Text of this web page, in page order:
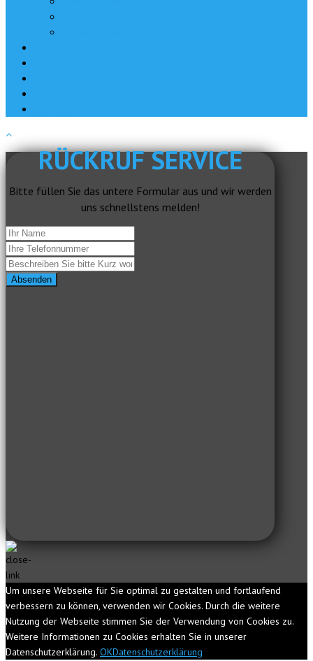
RÜCKRUF SERVICE
Bitte füllen Sie das untere Formular aus und wir werden
uns schnellstens melden!
Absenden
Um unsere Webseite für Sie optimal zu gestalten und fortlaufend
verbessern zu können, verwenden wir Cookies. Durch die weitere
Nutzung der Webseite stimmen Sie der Verwendung von Cookies zu.
Weitere Informationen zu Cookies erhalten Sie in unserer
Datenschutzerklärung. OKDatenschutzerklärung